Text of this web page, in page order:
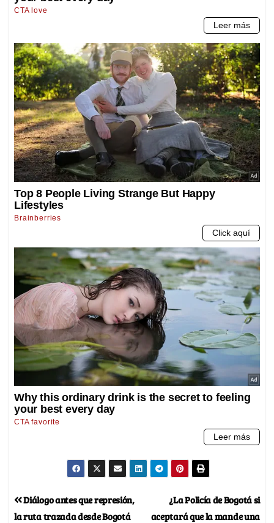
¿La Policía de Bogotá si
aceptará que la mande una
Diálogo antes que represión,
la ruta trazada desde Bogotá